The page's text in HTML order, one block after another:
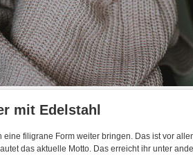
mit Edelstahl
filigrane Form weiter bringen. Das ist vor
das aktuelle Motto. Das erreicht ihr unter